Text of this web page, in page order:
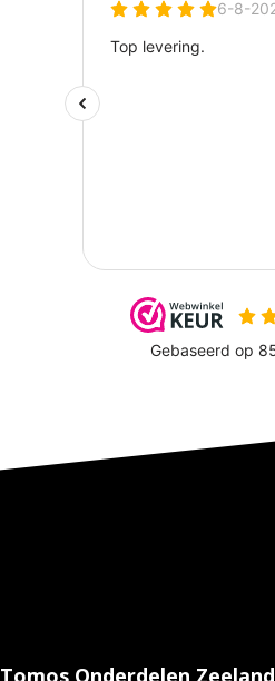
Tomos Onderdelen Zeeland